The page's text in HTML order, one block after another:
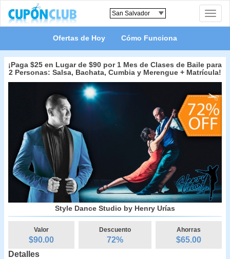
Toggle
Ofertas de Hoy Cómo Funciona
¡Paga $25 en Lugar de $90 por 1 Mes de Clases de Baile para
2 Personas: Salsa, Bachata, Cumbia y Merengue + Matrícula!
Style Dance Studio by Henry Urías
Valor
$90.00
Descuento
72%
Ahorras
$65.00
Detalles